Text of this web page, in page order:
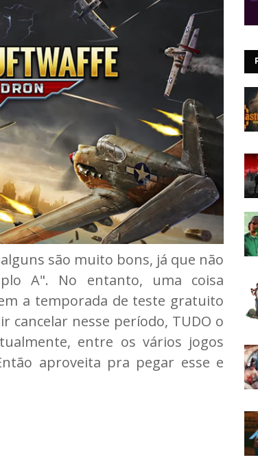
são muito bons, já que não
A". No entanto, uma coisa
a temporada de teste gratuito
cancelar nesse período, TUDO o
entre os vários jogos
aproveita pra pegar esse e